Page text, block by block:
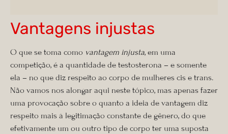
Vantagens injustas
O que se toma como vantagem injusta, em uma
competição, é a quantidade de testosterona – e somente
ela – no que diz respeito ao corpo de mulheres cis e trans.
Não vamos nos alongar aqui neste tópico, mas apenas fazer
uma provocação sobre o quanto a ideia de vantagem diz
respeito mais à legitimação constante de gênero, do que
efetivamente um ou outro tipo de corpo ter uma suposta